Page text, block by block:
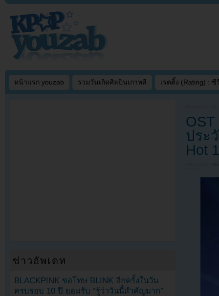
หน้าแรก youzab รวมวันเกิดศิลปินเกาหลี เรตติ้ง (Rating) : ซี
OST
ประ
Hot
ข่าวอัพเดท
BLACKPINK ขอโทษ BLINK อีกครั้งในวัน
ครบรอบ 10 ปี ยอมรับ “รู้ว่าวันนี้สำคัญมาก”